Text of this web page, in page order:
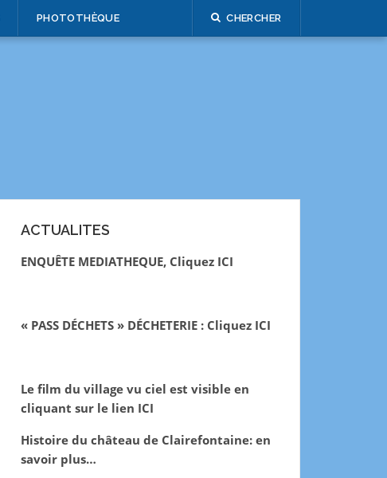
PHOTOTHÈQUE CHERCHER
ACTUALITES
ENQUÊTE MEDIATHEQUE, Cliquez ICI
« PASS DÉCHETS » DÉCHETERIE : Cliquez ICI
Le film du village vu ciel est visible en
cliquant sur le lien ICI
Histoire du château de Clairefontaine: en
savoir plus…